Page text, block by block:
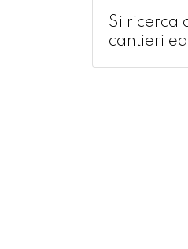
Si ricerca
cantieri